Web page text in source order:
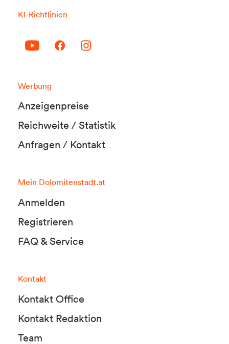
KI-Richtlinien
Werbung
Anzeigenpreise
Reichweite / Statistik
Anfragen / Kontakt
Mein Dolomitenstadt.at
Anmelden
Registrieren
FAQ & Service
Kontakt
Kontakt Office
Kontakt Redaktion
Team